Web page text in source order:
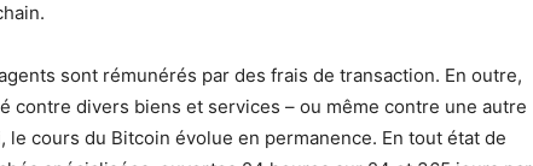
sont rémunérés par des frais de transaction. En outre,
contre divers biens et services – ou même contre une autre
cours du Bitcoin évolue en permanence. En tout état de